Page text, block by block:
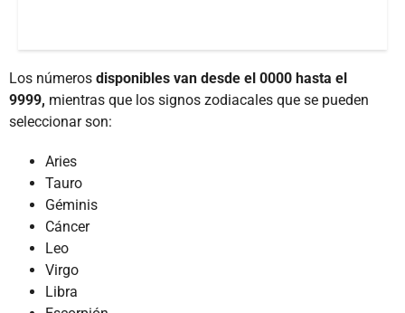
Los números disponibles van desde el 0000 hasta el
9999, mientras que los signos zodiacales que se pueden
seleccionar son:
Aries
Tauro
Géminis
Cáncer
Leo
Virgo
Libra